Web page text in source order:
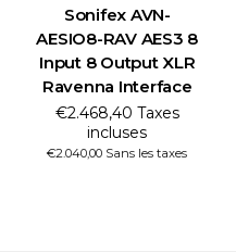
Sonifex AVN-
AESIO8-RAV AES3 8
Input 8 Output XLR
Ravenna Interface
€2.468,40 Taxes
incluses
€2.040,00 Sans les taxes